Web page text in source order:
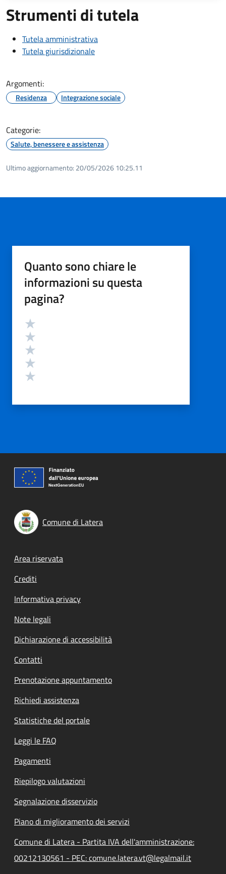
Strumenti di tutela
Tutela amministrativa
Tutela giurisdizionale
Argomenti:
Residenza Integrazione sociale
Categorie:
Salute, benessere e assistenza
Ultimo aggiornamento: 20/05/2026 10:25.11
Quanto sono chiare le
informazioni su questa
pagina?
Valutazione
Comune di Latera
Footer menu
Area riservata
Crediti
Informativa privacy
Note legali
Dichiarazione di accessibilità
Contatti
Prenotazione appuntamento
Richiedi assistenza
Statistiche del portale
Leggi le FAQ
Pagamenti
Riepilogo valutazioni
Segnalazione disservizio
Piano di miglioramento dei servizi
Comune di Latera - Partita IVA dell'amministrazione:
00212130561 - PEC: comune.latera.vt@legalmail.it